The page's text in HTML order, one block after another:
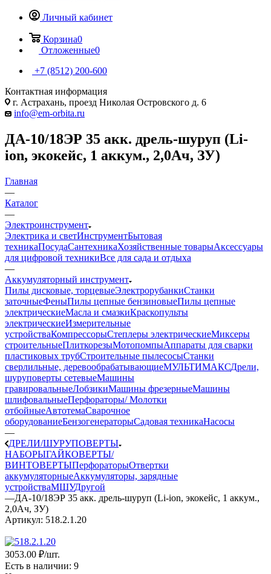
Личный кабинет
Корзина0
Отложенные0
+7 (8512) 200-600
Контактная информация
г. Астрахань, проезд Николая Островского д. 6
info@em-orbita.ru
ДА-10/18ЭР 35 акк. дрель-шуруп (Li-
ion, экокейс, 1 аккум., 2,0Ач, ЗУ)
Главная
—
Каталог
—
Электроинструмент
Электрика и светИнструментБытовая
техникаПосудаСантехникаХозяйственные товарыАксессуары
для цифровой техникиВсе для сада и отдыха
—
Аккумуляторный инструмент
Пилы дисковые, торцевыеЭлектрорубанкиСтанки
заточныеФеныПилы цепные бензиновыеПилы цепные
электрическиеМасла и смазкиКраскопульты
электрическиеИзмерительные
устройстваКомпрессорыСтеплеры электрическиеМиксеры
строительныеПлиткорезыМотопомпыАппараты для сварки
пластиковых трубСтроительные пылесосыСтанки
сверлильные, деревообрабатывающиеМУЛЬТИМАКСДрели,
шуруповерты сетевыеМашины
гравировальныеЛобзикиМашины фрезерныеМашины
шлифовальныеПерфораторы/ Молотки
отбойныеАвтотемаСварочное
оборудованиеБензогенераторыСадовая техникаНасосы
—
ДРЕЛИ/ШУРУПОВЕРТЫ
НАБОРЫГАЙКОВЕРТЫ/
ВИНТОВЕРТЫПерфораторыОтвертки
аккумуляторныеАккумуляторы, зарядные
устройстваМШУДругой
—ДА-10/18ЭР 35 акк. дрель-шуруп (Li-ion, экокейс, 1 аккум.,
2,0Ач, ЗУ)
Артикул: 518.2.1.20
3053.00 ₽/шт.
Есть в наличии: 9